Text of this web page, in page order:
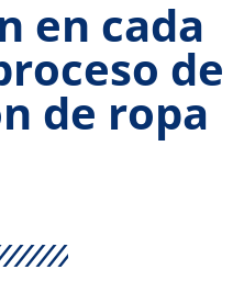
en cada
de
de ropa